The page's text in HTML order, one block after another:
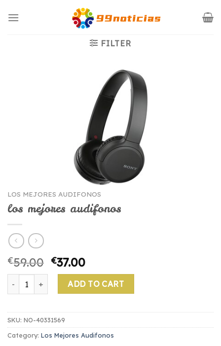
FILTER
LOS MEJORES AUDIFONOS
los mejores audifonos
€59.00 €37.00
los mejores audifonos quantity
ADD TO CART
SKU: NO-40331569
Category: Los Mejores Audifonos